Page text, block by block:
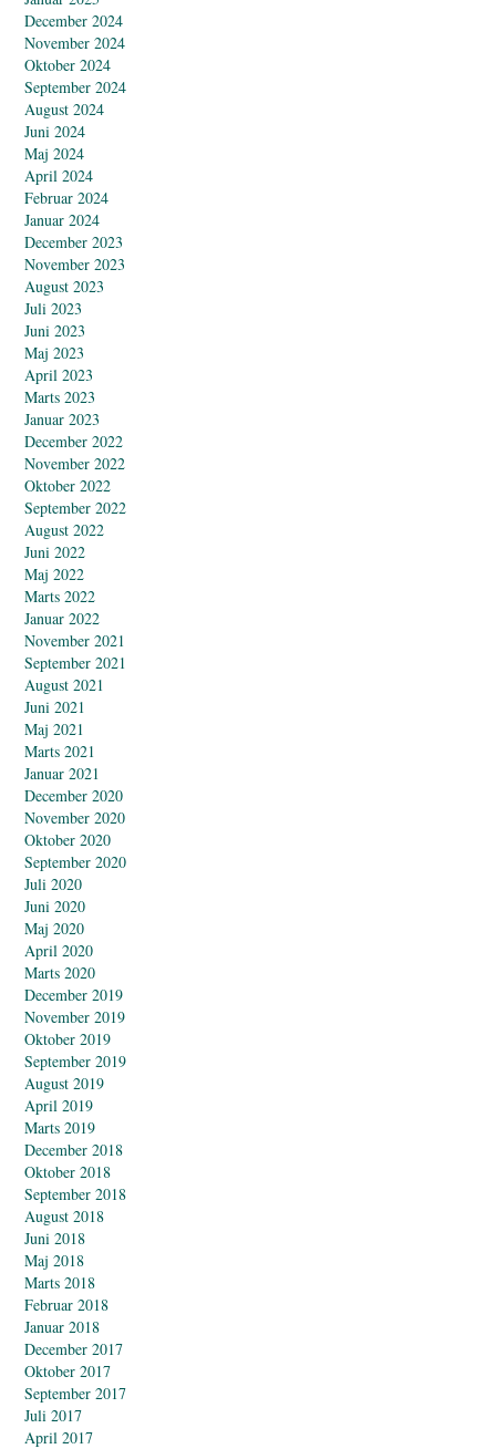
December 2024
November 2024
Oktober 2024
September 2024
August 2024
Juni 2024
Maj 2024
April 2024
Februar 2024
Januar 2024
December 2023
November 2023
August 2023
Juli 2023
Juni 2023
Maj 2023
April 2023
Marts 2023
Januar 2023
December 2022
November 2022
Oktober 2022
September 2022
August 2022
Juni 2022
Maj 2022
Marts 2022
Januar 2022
November 2021
September 2021
August 2021
Juni 2021
Maj 2021
Marts 2021
Januar 2021
December 2020
November 2020
Oktober 2020
September 2020
Juli 2020
Juni 2020
Maj 2020
April 2020
Marts 2020
December 2019
November 2019
Oktober 2019
September 2019
August 2019
April 2019
Marts 2019
December 2018
Oktober 2018
September 2018
August 2018
Juni 2018
Maj 2018
Marts 2018
Februar 2018
Januar 2018
December 2017
Oktober 2017
September 2017
Juli 2017
April 2017